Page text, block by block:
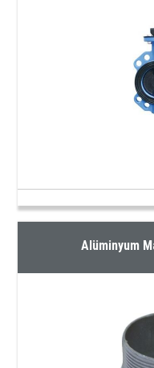
Alüminyum